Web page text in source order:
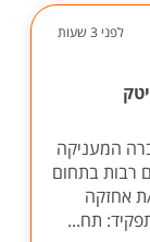
לפני 3 שעות
המעניקה
רבות בתחום
אחזקה
תח...